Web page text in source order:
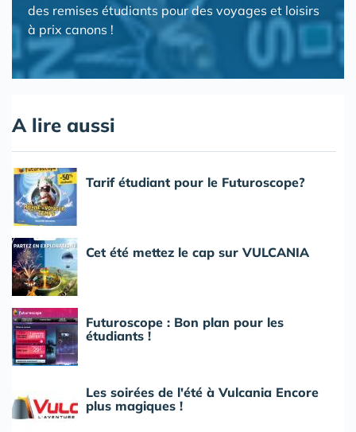
des remises étudiants pour des voyages et loisirs
à prix canons !
A lire aussi
Tarif étudiant pour le Futuroscope?
Cet été mettez le cap sur VULCANIA
Futuroscope : Bon plan pour les
étudiants !
Les soirées de l'été à Vulcania Encore
plus magiques !